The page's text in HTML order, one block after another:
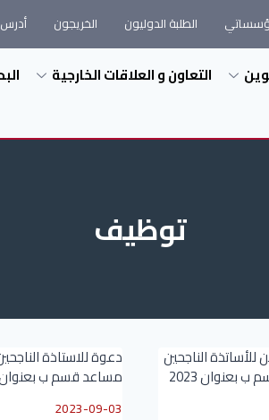
الطلبة الدوليون الخريجون
التعاون و العلاقات الخارجية
توظيف
الناجحين
بعنوان 2023
دعوة للاستاذة
مساعد قسم ب بعنوان
2023-09-03